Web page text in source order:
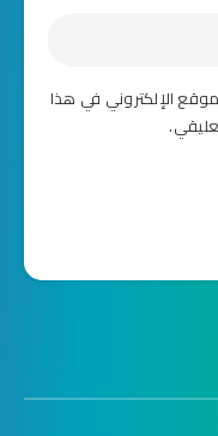
الإلكتروني في هذا